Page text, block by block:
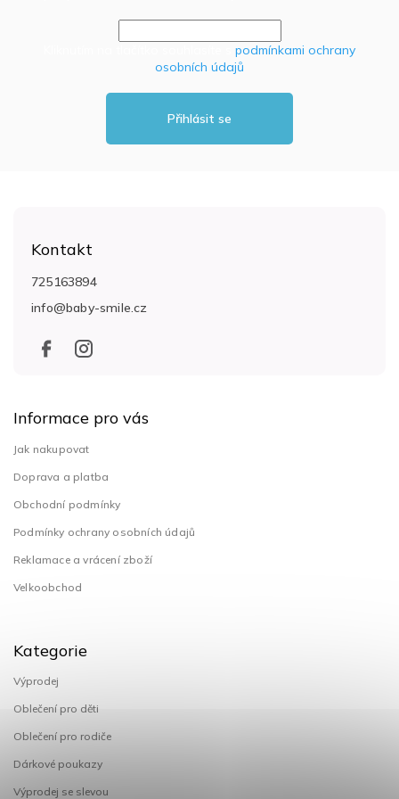
podmínkami ochrany
osobních údajů
Přihlásit se
Kontakt
info@baby-smile.cz
725163894
Informace pro vás
Jak nakupovat
Doprava a platba
Obchodní podmínky
Podmínky ochrany osobních údajů
Reklamace a vrácení zboží
Velkoobchod
Kategorie
Výprodej
Oblečení pro děti
Oblečení pro rodiče
Dárkové poukazy
Výprodej se slevou